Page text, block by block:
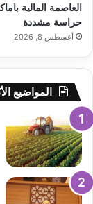
العاصمة المالية
حراسة مشددة
أغسطس 8, 2026
المواضيع